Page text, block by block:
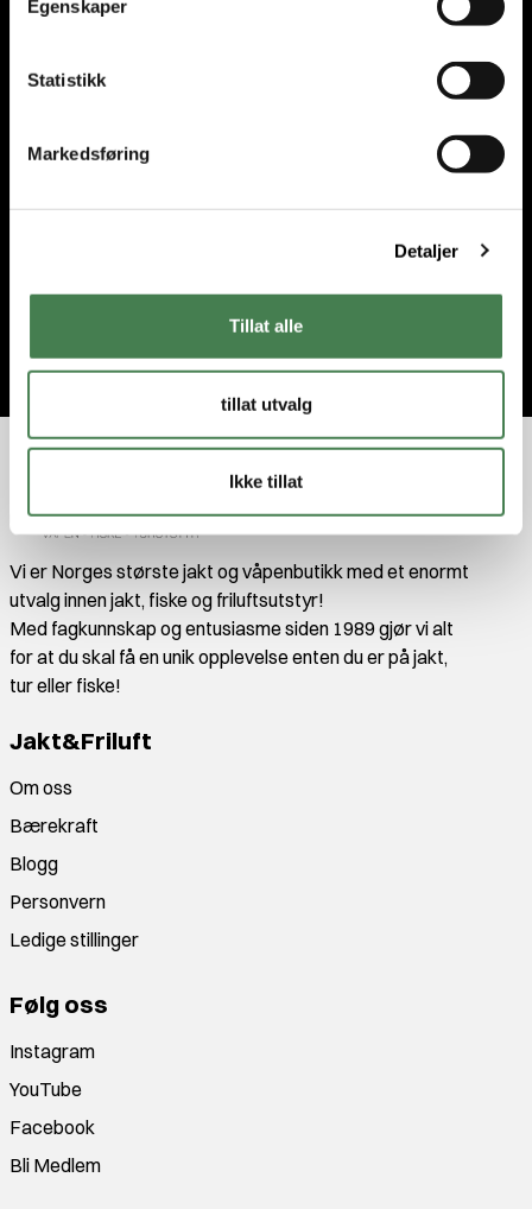
Egenskaper
Statistikk
Markedsføring
Detaljer
Tillat alle
tillat utvalg
Ikke tillat
Abonner på nyhetsbrevet
Få nyhetene og tilbudene først. Som medlem får du nyheter,
tips og eksklusive rabatter!
Vi er Norges største jakt og våpenbutikk med et enormt
utvalg innen jakt, fiske og friluftsutstyr!
Med fagkunnskap og entusiasme siden 1989 gjør vi alt
for at du skal få en unik opplevelse enten du er på jakt,
tur eller fiske!
Jakt&Friluft
Om oss
Bærekraft
Blogg
Personvern
Ledige stillinger
Følg oss
Instagram
YouTube
Facebook
Bli Medlem